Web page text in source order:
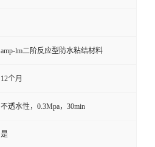
amp-lm二阶反应型防水粘结材料
12个月
不透水性，0.3Mpa，30min
是